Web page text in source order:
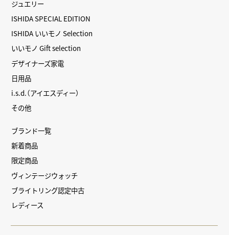
ジュエリー
ISHIDA SPECIAL EDITION
ISHIDA いいモノ Selection
いいモノ Gift selection
デザイナーズ家電
日用品
i.s.d.（アイエスディー）
その他
ブランド一覧
新着商品
限定商品
ヴィンテージウォッチ
ブライトリング認定中古
レディース